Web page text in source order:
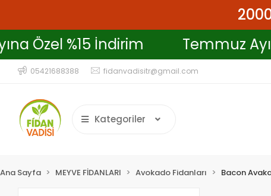
Özel %15 İndirim
Temmuz
05421688388 fidanvadisitr@gmail.com
Kategoriler
Ana Sayfa MEYVE FİDANLARI Avokado Fidanları Bacon